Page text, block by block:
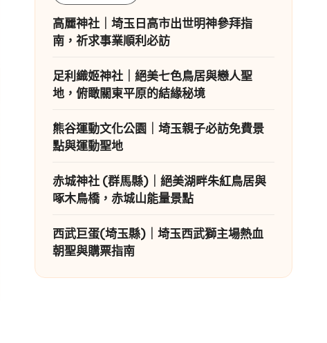
高麗神社｜埼玉日高市出世明神參拜指
南，祈求事業順利必訪
足利織姬神社｜絕美七色鳥居與戀人聖
地，俯瞰關東平原的結緣秘境
熊谷運動文化公園｜埼玉親子必訪免費景
點與運動聖地
赤城神社 (群馬縣)｜絕美湖畔朱紅鳥居與
啄木鳥橋，赤城山能量景點
西武巨蛋(埼玉縣)｜埼玉西武獅主場熱血
朝聖與購票指南